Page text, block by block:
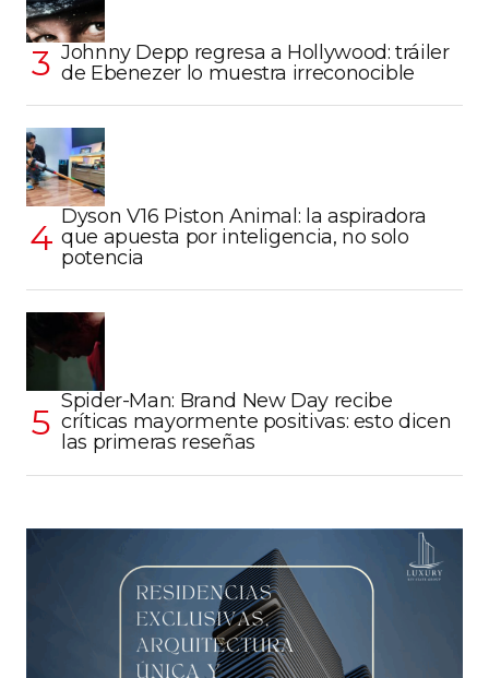
Johnny Depp regresa a Hollywood: tráiler
de Ebenezer lo muestra irreconocible
Dyson V16 Piston Animal: la aspiradora
que apuesta por inteligencia, no solo
potencia
Spider-Man: Brand New Day recibe
críticas mayormente positivas: esto dicen
las primeras reseñas